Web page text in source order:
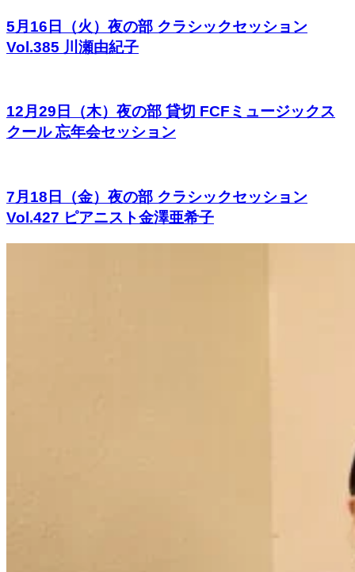
5月16日（火）夜の部 クラシックセッション
Vol.385 川瀬由紀子
12月29日（木）夜の部 貸切 FCFミュージックス
クール 忘年会セッション
7月18日（金）夜の部 クラシックセッション
Vol.427 ピアニスト金澤亜希子